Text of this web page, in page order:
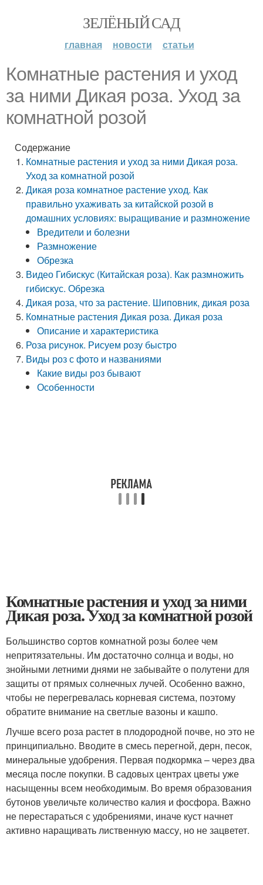
ЗЕЛЁНЫЙ САД
главная новости статьи
Комнатные растения и уход
за ними Дикая роза. Уход за
комнатной розой
Содержание
Комнатные растения и уход за ними Дикая роза.
Уход за комнатной розой
Дикая роза комнатное растение уход. Как
правильно ухаживать за китайской розой в
домашних условиях: выращивание и размножение
Вредители и болезни
Размножение
Обрезка
Видео Гибискус (Китайская роза). Как размножить
гибискус. Обрезка
Дикая роза, что за растение. Шиповник, дикая роза
Комнатные растения Дикая роза. Дикая роза
Описание и характеристика
Роза рисунок. Рисуем розу быстро
Виды роз с фото и названиями
Какие виды роз бывают
Особенности
Комнатные растения и уход за ними
Дикая роза. Уход за комнатной розой
Большинство сортов комнатной розы более чем
непритязательны. Им достаточно солнца и воды, но
знойными летними днями не забывайте о полутени для
защиты от прямых солнечных лучей. Особенно важно,
чтобы не перегревалась корневая система, поэтому
обратите внимание на светлые вазоны и кашпо.
Лучше всего роза растет в плодородной почве, но это не
принципиально. Вводите в смесь перегной, дерн, песок,
минеральные удобрения. Первая подкормка – через два
месяца после покупки. В садовых центрах цветы уже
насыщенны всем необходимым. Во время образования
бутонов увеличьте количество калия и фосфора. Важно
не перестараться с удобрениями, иначе куст начнет
активно наращивать лиственную массу, но не зацветет.